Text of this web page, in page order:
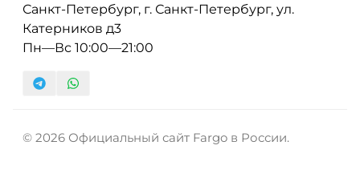
Санкт-Петербург, г. Санкт-Петербург, ул.
Катерников д3
Пн—Вс 10:00—21:00
© 2026 Официальный сайт Fargo в России.